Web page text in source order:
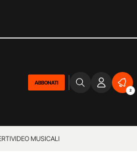
ABBONATI
2
VIDEO MUSICALI